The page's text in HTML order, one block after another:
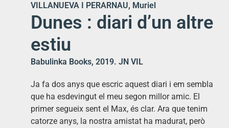
VILLANUEVA I PERARNAU, Muriel
Dunes : diari d’un altre
estiu
Babulinka Books, 2019. JN VIL
Ja fa dos anys que escric aquest diari i em sembla
que ha esdevingut el meu segon millor amic. El
primer segueix sent el Max, és clar. Ara que tenim
catorze anys, la nostra amistat ha madurat, però